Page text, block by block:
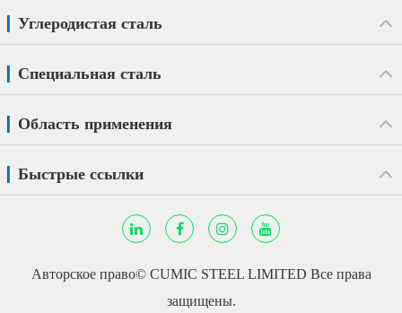
Углеродистая сталь
Специальная сталь
Область применения
Быстрые ссылки
Авторское право© CUMIC STEEL LIMITED Все права
защищены.